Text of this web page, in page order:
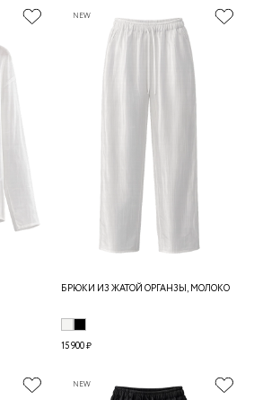
NEW
БРЮКИ ИЗ ЖАТОЙ ОРГАНЗЫ, МОЛОКО
15 900 ₽
NEW